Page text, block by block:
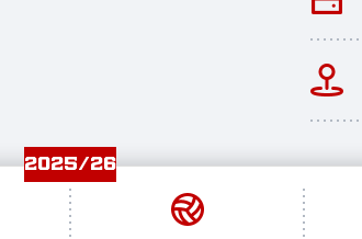
2025/26